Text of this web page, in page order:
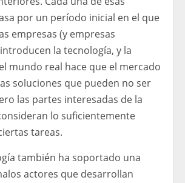
por un período inicial en el que
empresas (y empresas
la tecnología, y la
mundo real hace que el mercado
soluciones que pueden no ser
las partes interesadas de la
lo suficientemente
tareas.
también ha soportado una
actores que desarrollan